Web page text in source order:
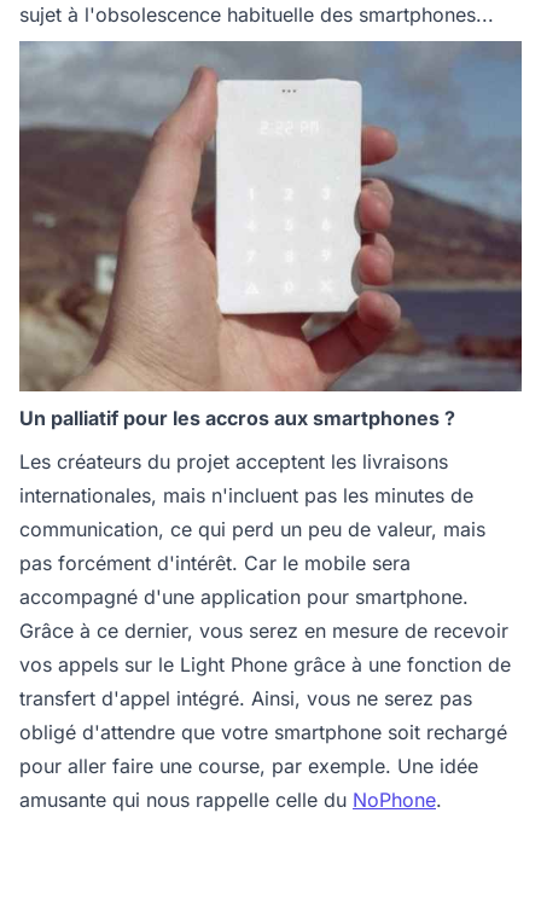
sujet à l'obsolescence habituelle des smartphones...
Un palliatif pour les accros aux smartphones ?
Les créateurs du projet acceptent les livraisons
internationales, mais n'incluent pas les minutes de
communication, ce qui perd un peu de valeur, mais
pas forcément d'intérêt. Car le mobile sera
accompagné d'une application pour smartphone.
Grâce à ce dernier, vous serez en mesure de recevoir
vos appels sur le Light Phone grâce à une fonction de
transfert d'appel intégré. Ainsi, vous ne serez pas
obligé d'attendre que votre smartphone soit rechargé
pour aller faire une course, par exemple. Une idée
amusante qui nous rappelle celle du NoPhone.